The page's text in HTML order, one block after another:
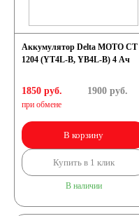
Аккумулятор Delta МОТО CT
1204 (YT4L-B, YB4L-B) 4 Ач
1850 руб.
при обмене
1900руб.
В корзину
Купить в 1 клик
В наличии